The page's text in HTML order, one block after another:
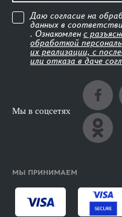
Даю согласие на
данных в
. Ознакомлен с
обработкой
их реализации, с
или отказа в даче
Мы в соцсетях
МЫ ПРИНИМАЕМ